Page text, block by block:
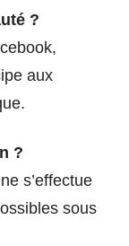
?
aux
?
s’effectue
sous